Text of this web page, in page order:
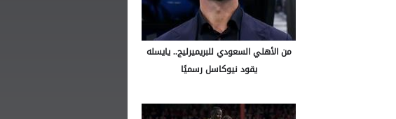
من الأهلي السعودي للبريميرليج.. يايسله
يقود نيوكاسل رسميًا